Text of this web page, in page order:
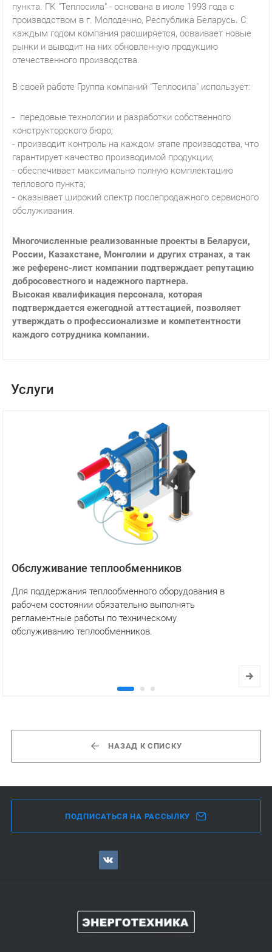
пункта. ГК "Теплосила" - основана в июле 1993 года с
производством в г. Молодечно, Республика Беларусь. С
каждым годом компания расширяется, осваивает новые
рынки и выводит на них обновленную продукцию
отечественного производства.
В своей работе Группа компаний "Теплосила" использует:
передовые технологии и разработки собственного
конструкторского бюро;
производит контроль на каждом этапе производства, что
гарантирует качество производимой продукции;
обеспечивает максимально полную комплектацию
теплового пункта;
оказывает широкий спектр послепродажного сервисного
обслуживания.
Многочисленные реализованные проекты в Беларуси,
России, Казахстане, Монголии и других странах, а так
же референс-лист компании подтверждает репутацию
добросовестного и надежного партнера.
Высокая квалификация персонала, которая
подтверждается ежегодной аттестацией, позволяет
утверждать о профессионализме и компетентности
каждого сотрудника компании.
Услуги
Обслуживание теплообменников
Для поддержания теплообменного оборудования в
рабочем состоянии обязательно выполнять
регламентные работы по техническому
обслуживанию теплообменников.
НАЗАД К СПИСКУ
ПОДПИСАТЬСЯ НА РАССЫЛКУ